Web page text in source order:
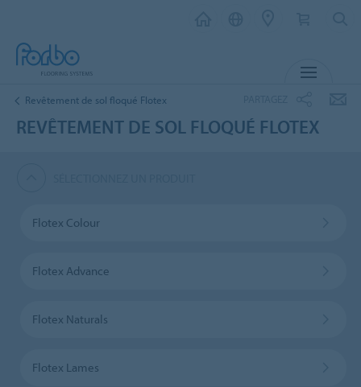
Revêtement de sol floqué Flotex
REVÊTEMENT DE SOL FLOQUÉ FLOTEX
Flotex Colour
Flotex Advance
Flotex Naturals
Flotex Lames